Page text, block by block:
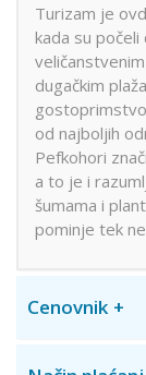
Turizam je
kada su
dugačkim
od najboljih
Pefkohori
a to je i
šumama i
pominje tek
Cenovnik